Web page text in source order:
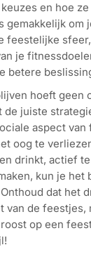
en hoe
gemakkelijk om
feestelijke
je
betere
hoeft geen
de juiste
aspect
oog te
drinkt, actief
kun je het
dat het
van de feestjes,
op een